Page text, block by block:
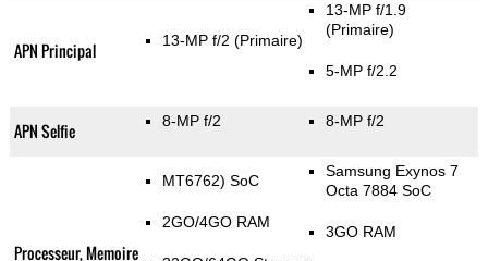
APN Principal 13-MP f/2 (Primaire)
13-MP f/1.9
(Primaire)
5-MP f/2.2
APN Selfie 8-MP f/2 8-MP f/2
Processeur, Memoire
MT6762) SoC
2GO/4GO RAM
Samsung Exynos 7
Octa 7884 SoC
3GO RAM